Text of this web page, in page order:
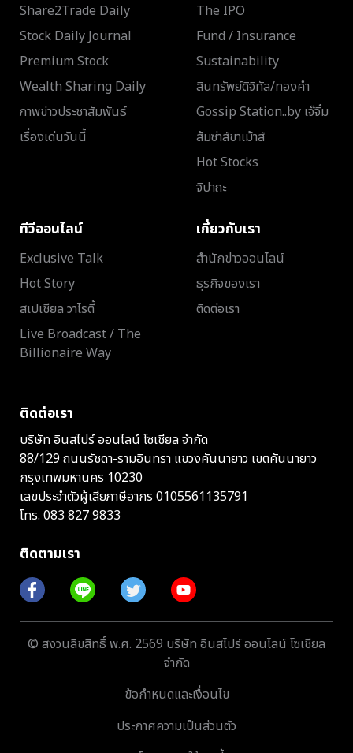
Share2Trade Daily
Stock Daily Journal
Premium Stock
Wealth Sharing Daily
ภาพข่าวประชาสัมพันธ์
เรื่องเด่นวันนี้
The IPO
Fund / Insurance
Sustainability
สินทรัพย์ดิจิทัล/ทองคำ
Gossip Station..by เจ๊จิ๋ม
ส้มซ่าส์ขาเม้าส์
Hot Stocks
จิปาถะ
ทีวีออนไลน์
Exclusive Talk
Hot Story
สเปเชียล วาไรตี้
Live Broadcast / The
Billionaire Way
เกี่ยวกับเรา
สำนักข่าวออนไลน์
ธุรกิจของเรา
ติดต่อเรา
ติดต่อเรา
บริษัท อินสไปร์ ออนไลน์ โซเชียล จำกัด
88/129 ถนนรัชดา-รามอินทรา แขวงคันนายาว เขตคันนายาว
กรุงเทพมหานคร 10230
เลขประจำตัวผู้เสียภาษีอากร 0105561135791
โทร. 083 827 9833
ติดตามเรา
© สงวนลิขสิทธิ์ พ.ศ. 2569 บริษัท อินสไปร์ ออนไลน์ โซเชียล
จำกัด
ข้อกำหนดและเงื่อนไข
ประกาศความเป็นส่วนตัว